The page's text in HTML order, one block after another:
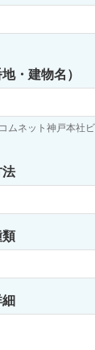
・建物名）
ムネット神戸本社
法
類